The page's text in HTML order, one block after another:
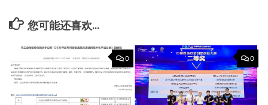
您可能还喜欢...
0 0